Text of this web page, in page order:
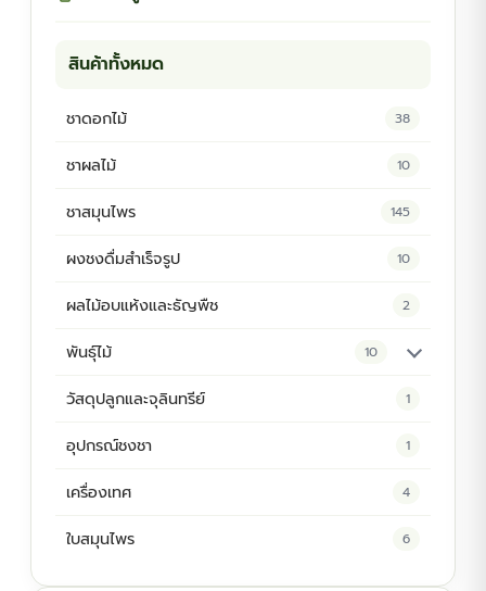
สินค้าทั้งหมด
ชาดอกไม้ 38
ชาผลไม้ 10
ชาสมุนไพร 145
ผงชงดื่มสำเร็จรูป 10
ผลไม้อบแห้งและธัญพืช 2
พันธุ์ไม้ 10
ต้นพันธุ์สมุนไพร 5
วัสดุปลูกและจุลินทรีย์ 1
อุปกรณ์ชงชา 1
เครื่องเทศ 4
ใบสมุนไพร 6